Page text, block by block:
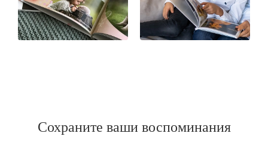
Сохраните ваши воспоминания